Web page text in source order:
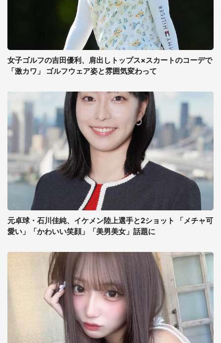
女子ゴルフの吉田優利、肩出しトップス×スカートのコーデで
「激カワ」 ゴルフウェア姿と雰囲気変わって
元卓球・石川佳純、イケメン陸上選手と2ショット 「メチャ可
愛い」「かわいい笑顔」「美男美女」話題に